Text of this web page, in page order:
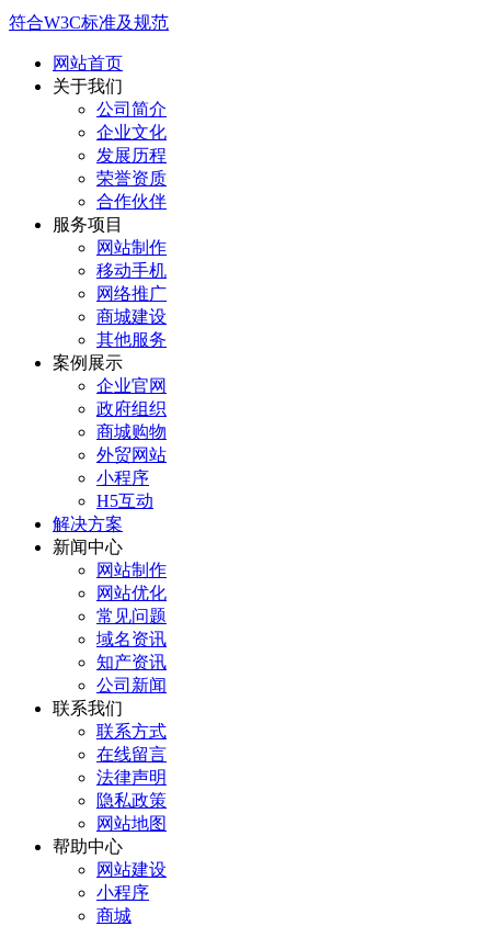
符合W3C标准及规范
网站首页
关于我们
公司简介
企业文化
发展历程
荣誉资质
合作伙伴
服务项目
网站制作
移动手机
网络推广
商城建设
其他服务
案例展示
企业官网
政府组织
商城购物
外贸网站
小程序
H5互动
解决方案
新闻中心
网站制作
网站优化
常见问题
域名资讯
知产资讯
公司新闻
联系我们
联系方式
在线留言
法律声明
隐私政策
网站地图
帮助中心
网站建设
小程序
商城